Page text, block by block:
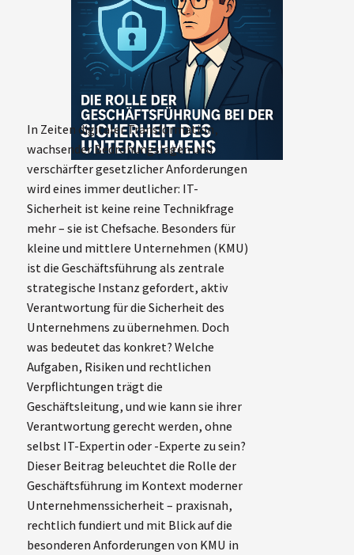
In Zeiten digitaler Transformation,
wachsender Bedrohungslagen und
verschärfter gesetzlicher Anforderungen
wird eines immer deutlicher: IT-
Sicherheit ist keine reine Technikfrage
mehr – sie ist Chefsache. Besonders für
kleine und mittlere Unternehmen (KMU)
ist die Geschäftsführung als zentrale
strategische Instanz gefordert, aktiv
Verantwortung für die Sicherheit des
Unternehmens zu übernehmen. Doch
was bedeutet das konkret? Welche
Aufgaben, Risiken und rechtlichen
Verpflichtungen trägt die
Geschäftsleitung, und wie kann sie ihrer
Verantwortung gerecht werden, ohne
selbst IT-Expertin oder -Experte zu sein?
Dieser Beitrag beleuchtet die Rolle der
Geschäftsführung im Kontext moderner
Unternehmenssicherheit – praxisnah,
rechtlich fundiert und mit Blick auf die
besonderen Anforderungen von KMU in